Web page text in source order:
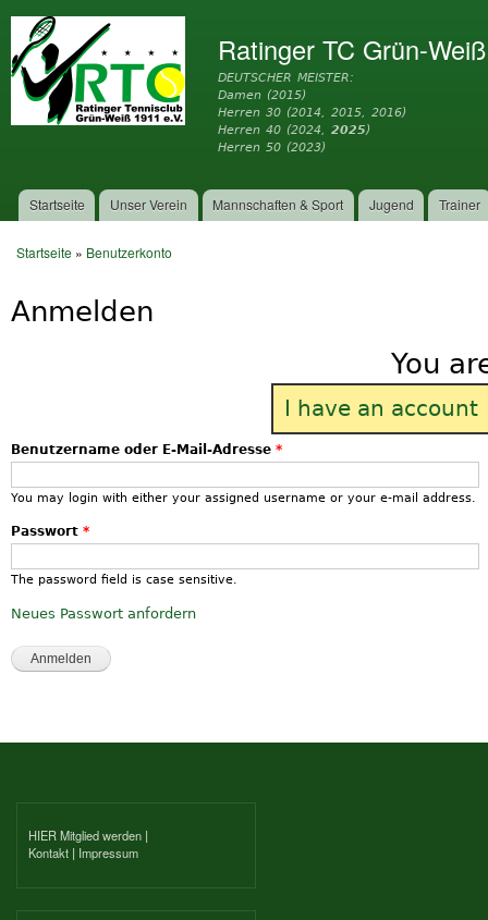
Ratinger TC Grün-
DEUTSCHER MEISTER:
Damen (2015)
Herren 30 (2014, 2015, 2016)
Herren 40 (2024,2025)
Herren 50 (2023)
Hauptmenü
Startseite Unser Verein Mannschaften & Sport Jugend Trainer
Startseite » Benutzerkonto
Anmelden
You
I have an account
Benutzername oder E-Mail-Adresse *
You may login with either your assigned username or your e-mail address.
Passwort *
The password field is case sensitive.
Neues Passwort anfordern
HIER Mitglied werden |
Kontakt | Impressum